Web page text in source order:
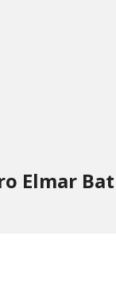
Elmar